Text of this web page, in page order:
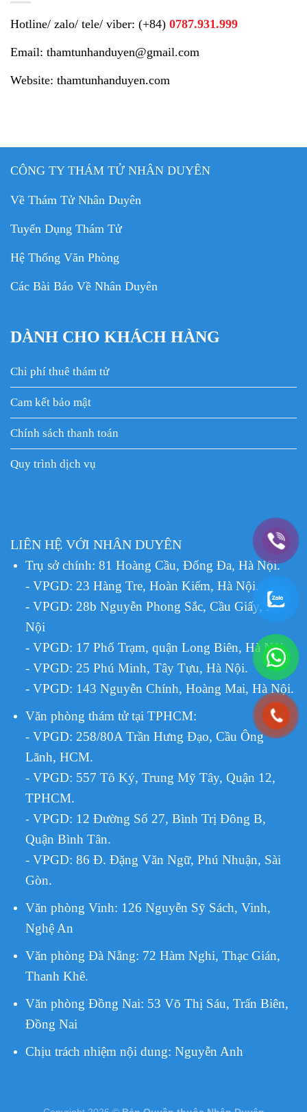
Hotline/ zalo/ tele/ viber: (+84) 0787.931.999
Email: thamtunhanduyen@gmail.com
Website: thamtunhanduyen.com
CÔNG TY THÁM TỬ NHÂN DUYÊN
Về Thám Tử Nhân Duyên
Tuyển Dụng Thám Tử
Hệ Thống Văn Phòng
Các Bài Báo Về Nhân Duyên
DÀNH CHO KHÁCH HÀNG
Chi phí thuê thám tử
Cam kết bảo mật
Chính sách thanh toán
Quy trình dịch vụ
LIÊN HỆ VỚI NHÂN DUYÊN
Trụ sở chính: 81 Hoàng Cầu, Đống Đa, Hà Nội.
- VPGD: 23 Hàng Tre, Hoàn Kiếm, Hà Nội.
- VPGD: 28b Nguyễn Phong Sắc, Cầu Giấy, Hà
Nội
- VPGD: 17 Phố Trạm, quận Long Biên, Hà Nội.
- VPGD: 25 Phú Minh, Tây Tựu, Hà Nội.
- VPGD: 143 Nguyễn Chính, Hoàng Mai, Hà Nội.
Văn phòng thám tử tại TPHCM:
- VPGD: 258/80A Trần Hưng Đạo, Cầu Ông
Lãnh, HCM.
- VPGD: 557 Tô Ký, Trung Mỹ Tây, Quận 12,
TPHCM.
- VPGD: 12 Đường Số 27, Bình Trị Đông B,
Quận Bình Tân.
- VPGD: 86 Đ. Đặng Văn Ngữ, Phú Nhuận, Sài
Gòn.
Văn phòng Vinh: 126 Nguyễn Sỹ Sách, Vinh,
Nghệ An
Văn phòng Đà Nẵng: 72 Hàm Nghi, Thạc Gián,
Thanh Khê.
Văn phòng Đồng Nai: 53 Võ Thị Sáu, Trấn Biên,
Đồng Nai
Chịu trách nhiệm nội dung: Nguyễn Anh